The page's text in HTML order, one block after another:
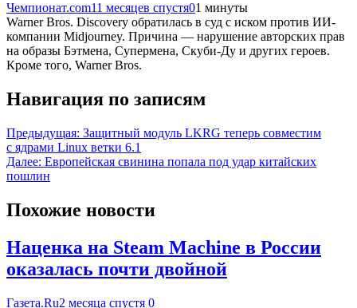
Чемпионат.com11 месяцев спустя01 минуты
Warner Bros. Discovery обратилась в суд с иском против ИИ-
компании Midjourney. Причина — нарушение авторских прав
на образы Бэтмена, Супермена, Скуби-Ду и других героев.
Кроме того, Warner Bros.
Навигация по записям
Предыдущая: Защитный модуль LKRG теперь совместим
с ядрами Linux ветки 6.1
Далее: Европейская свинина попала под удар китайских
пошлин
Похожие новости
Наценка на Steam Machine в России
оказалась почти двойной
Газета.Ru2 месяца спустя 0